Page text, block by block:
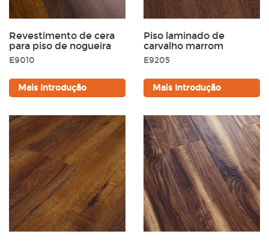
Revestimento de cera
para piso de nogueira
E9010
Mais Introdução
Piso laminado de
carvalho marrom
E9205
Mais Introdução
Dourado Cinza